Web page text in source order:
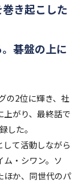
き起こした
碁盤の上に
の2位に輝き、社
上がり、最終話で
した。
て活動しながら
・シワン。ソ
ほか、同世代のパ